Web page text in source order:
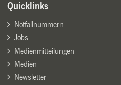
Quicklinks
Notfallnummern
Jobs
Medienmitteilungen
Medien
Newsletter